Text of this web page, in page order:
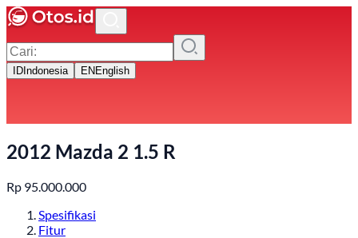
ID Indonesia EN English
2012 Mazda 2 1.5 R
Rp 95.000.000
Spesifikasi
Fitur